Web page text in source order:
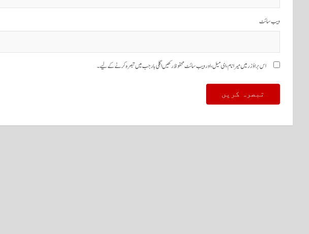
ویب‌ سائٹ
اس براؤزر میں میرا نام، ای میل، اور ویب سائٹ محفوظ رکھیں اگلی بار جب میں تبصرہ کرنے کےلیے۔